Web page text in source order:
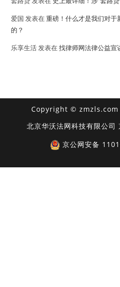
爱国 发表在重磅！什么才是我们对
的？
乐享生活发表在找律师网法律公益宣
Copyright ©
北京华沃法网科技有限公司
京公网安备